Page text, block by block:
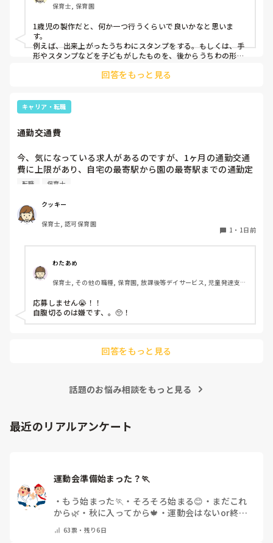
保育士, 保育園
1歳児の製作だと、何か一つ行うくらいで良いかなと思いま
す。
例えば、出来上がったうちわにスタンプをする。もしくは、手
形やスタンプなどを子どもがしたものを、後からうちわの形に
雨遊び、氷遊び、など間食遊びをたくさん行っています。
す！いつもと違うおもちゃ、室内に興味津々です！
回答をもっと見る
キャリア・転職
通勤交通費
今、気になっている求人があるのですが、1ヶ月の通勤交通
費に上限があり、自宅の最寄駅から園の最寄駅までの通勤定
期代が5,000円ほどオーバーします
私としてはなかなか大きい金額なので、この時点で応募を迷
っているのですが、皆さんならどうしますか？
転職 保育士
クッキー
保育士, 認可保育園
1 ・ 1日前
わたあめ
保育士, その他の職種, 保育園, 放課後等デイサービス, 児童発達支援
応募しません😭！！
自腹切るのは嫌です、。🥺！
回答をもっと見る
話題のお悩み相談をもっと見る
最近のリアルアンケート
運動会準備始まった？🏃
・ もう始まった🏃 ・ そろそろ始まる😊 ・ まだこれ
から🌿 ・ 秋に入ってから🍁 ・運動会はないor終わ
63票・ 残り6日